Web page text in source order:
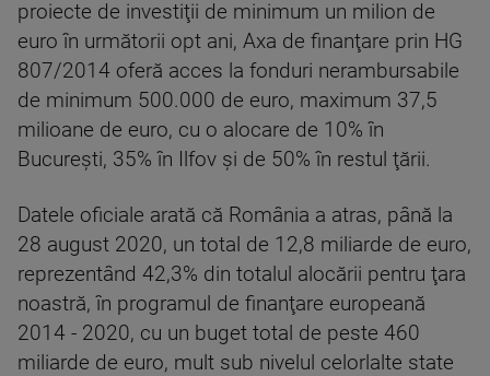
proiecte de investiţii de minimum un milion de
euro în următorii opt ani, Axa de finanţare prin HG
807/2014 oferă acces la fonduri nerambursabile
de minimum 500.000 de euro, maximum 37,5
milioane de euro, cu o alocare de 10% în
Bucureşti, 35% în Ilfov şi de 50% în restul ţării.
Datele oficiale arată că România a atras, până la
28 august 2020, un total de 12,8 miliarde de euro,
reprezentând 42,3% din totalul alocării pentru ţara
noastră, în programul de finanţare europeană
2014 - 2020, cu un buget total de peste 460
miliarde de euro, mult sub nivelul celorlalte state